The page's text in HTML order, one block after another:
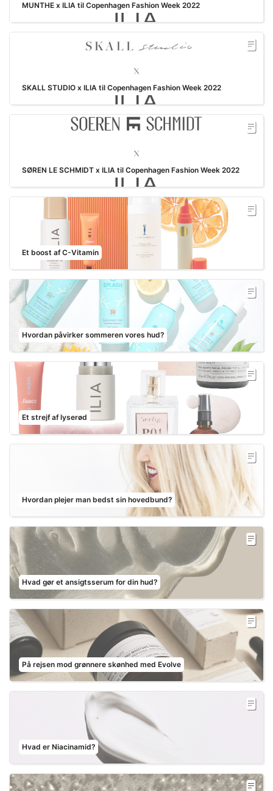
MUNTHE x ILIA til Copenhagen Fashion Week 2022
SKALL STUDIO x ILIA til Copenhagen Fashion Week 2022
SØREN LE SCHMIDT x ILIA til Copenhagen Fashion Week 2022
Et boost af C-Vitamin
Hvordan påvirker sommeren vores hud?
Et strejf af lyserød
Hvordan plejer man bedst sin hovedbund?
Hvad gør et ansigtsserum for din hud?
På rejsen mod grønnere skønhed med Evolve
Hvad er Niacinamid?